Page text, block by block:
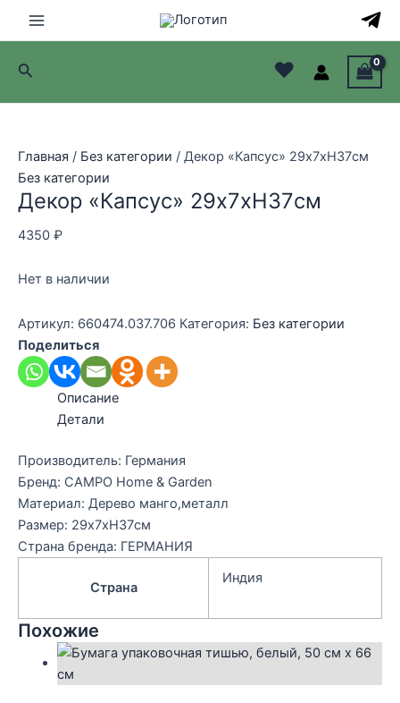
Main
Menu
Поиск ♥
Главная / Без категории / Декор «Капсус» 29x7xH37см
Без категории
Декор «Капсус» 29x7xH37см
4350 ₽
Нет в наличии
Артикул: 660474.037.706 Категория: Без категории
Поделиться
Описание
Детали
Производитель: Германия
Бренд: CAMPO Home & Garden
Материал: Дерево манго,металл
Размер: 29x7xH37см
Страна бренда: ГЕРМАНИЯ
Страна
Индия
Похожие